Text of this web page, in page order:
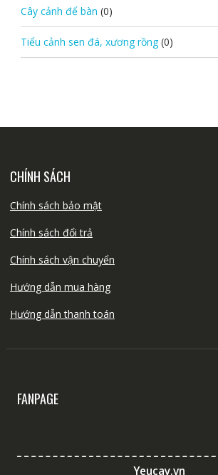
Cây cảnh để bàn (0)
Tiểu cảnh sen đá, xương rồng (0)
CHÍNH SÁCH
Chính sách bảo mật
Chính sách đổi trả
Chính sách vận chuyển
Hướng dẫn mua hàng
Hướng dẫn thanh toán
FANPAGE
Yeucay.vn